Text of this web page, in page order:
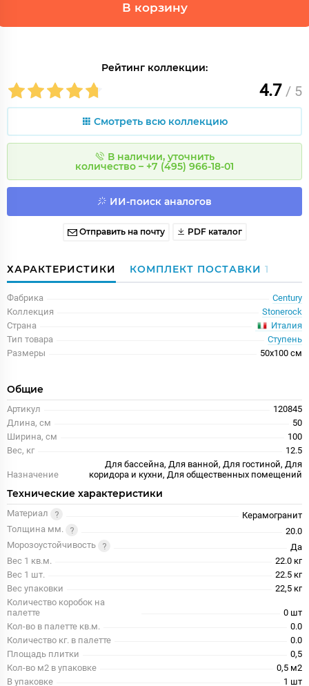
В корзину
Рейтинг коллекции:
4.7 / 5
Смотреть всю коллекцию
В наличии, уточнить
количество – +7 (495) 966-18-01
ИИ-поиск аналогов
Отправить на почту PDF каталог
ХАРАКТЕРИСТИКИ КОМПЛЕКТ ПОСТАВКИ 1
Фабрика
Century
Коллекция
Stonerock
Страна
Италия
Тип товара
Ступень
Размеры
50x100 см
Общие
Артикул
120845
Длина, см
50
Ширина, см
100
Вес, кг
12.5
Назначение
Для бассейна, Для ванной, Для гостиной, Для
коридора и кухни, Для общественных помещений
Технические характеристики
Материал
Керамогранит
Толщина мм.
20.0
Морозоустойчивость
Да
Вес 1 кв.м.
22.0 кг
Вес 1 шт.
22.5 кг
Вес упаковки
22,5 кг
Количество коробок на
палетте
0 шт
Кол-во в палетте кв.м.
0.0
Количество кг. в палетте
0.0
Площадь плитки
0,5
Кол-во м2 в упаковке
0,5 м2
В упаковке
1 шт